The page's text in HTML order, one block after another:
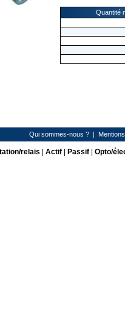
Quantité
Qui sommes-nous ? |
relais Actif| Passif| Opto/